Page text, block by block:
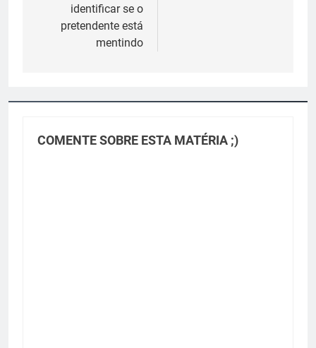
identificar se o
pretendente está
mentindo
COMENTE SOBRE ESTA MATÉRIA ;)